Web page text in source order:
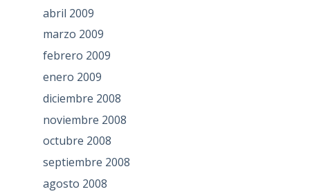
abril 2009
marzo 2009
febrero 2009
enero 2009
diciembre 2008
noviembre 2008
octubre 2008
septiembre 2008
agosto 2008